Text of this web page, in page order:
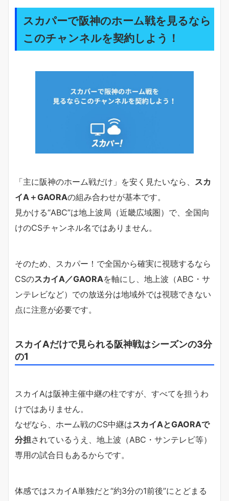
スカパーで阪神のホーム戦を見るなら
このチャンネルを契約しよう！
「主に阪神のホーム戦だけ」を安く見たいなら、 スカ
イA＋GAORAの組み合わせが基本です。
見かける“ABC”は地上波局（近畿広域圏）で、全国向
けのCSチャンネル名ではありません。
そのため、スカパー！で全国から確実に視聴するなら
CSのスカイA／GAORAを軸にし、地上波（ABC・サ
ンテレビなど）での放送分は地域外では視聴できない
点に注意が必要です。
スカイAだけで見られる阪神戦はシーズンの3分
の1
スカイAは阪神主催中継の柱ですが、すべてを担うわ
けではありません。
なぜなら、ホーム戦のCS中継はスカイAとGAORAで
分担されているうえ、地上波（ABC・サンテレビ等）
専用の試合日もあるからです。
体感ではスカイA単独だと“約3分の1前後”にとどまる